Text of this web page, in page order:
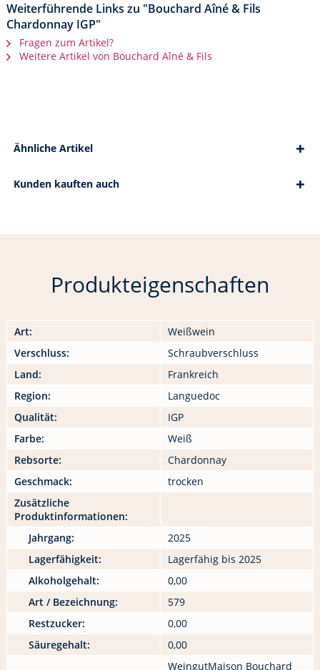
Weiterführende Links zu "Bouchard Aîné & Fils
Chardonnay IGP"
Fragen zum Artikel?
Weitere Artikel von Bouchard Aîné & Fils
Ähnliche Artikel
Kunden kauften auch
Produkteigenschaften
Art:
Weißwein
Verschluss:
Schraubverschluss
Land:
Frankreich
Region:
Languedoc
Qualität:
IGP
Farbe:
Weiß
Rebsorte:
Chardonnay
Geschmack:
trocken
Zusätzliche
Produktinformationen:
Jahrgang:
2025
Lagerfähigkeit:
Lagerfähig bis 2025
Alkoholgehalt:
0,00
Art / Bezeichnung:
579
Restzucker:
0,00
Säuregehalt:
0,00
WeingutMaison Bouchard